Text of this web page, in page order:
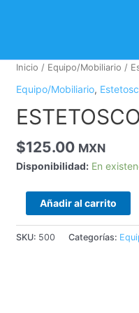
Inicio / Equipo/Mobiliario /
Equipo/Mobiliario,
$125.00 MXN
Disponibilidad: En
ESTETOSCOPIO
cantidad
Añadir al carrito
SKU: 500 Categorías: